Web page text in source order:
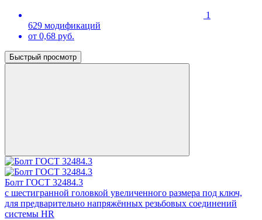
1
629 модификаций
от 0,68 руб.
Быстрый просмотр
Болт ГОСТ 32484.3
с шестигранной головкой увеличенного размера под ключ,
для предварительно напряжённых резьбовых соединений
системы HR